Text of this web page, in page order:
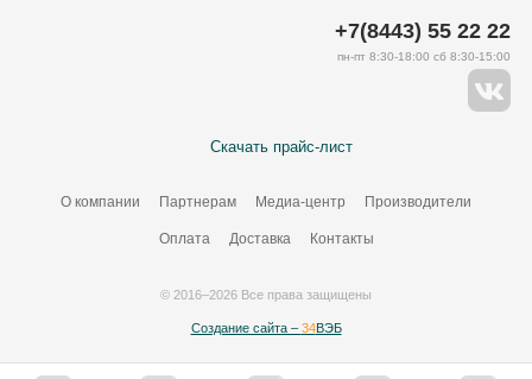
Скачать прайс-лист
О компании Партнерам Медиа-центр Производители
Оплата Доставка Контакты
+7(8443) 55 22 22
пн-пт 8:30-18:00 сб 8:30-15:00
© 2016–2026 Все права защищены
Создание сайта – 34ВЭБ